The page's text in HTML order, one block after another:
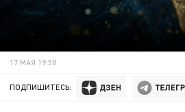
17 МАЯ 19:58
ПОДПИШИТЕСЬ: